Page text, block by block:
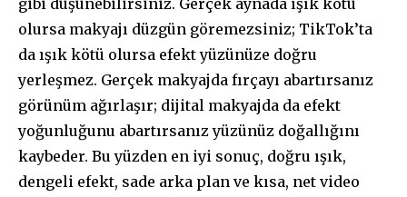
gibi düşünebilirsiniz. Gerçek aynada ışık kötü
olursa makyajı düzgün göremezsiniz; TikTok’ta
da ışık kötü olursa efekt yüzünüze doğru
yerleşmez. Gerçek makyajda fırçayı abartırsanız
görünüm ağırlaşır; dijital makyajda da efekt
yoğunluğunu abartırsanız yüzünüz doğallığını
kaybeder. Bu yüzden en iyi sonuç, doğru ışık,
dengeli efekt, sade arka plan ve kısa, net video